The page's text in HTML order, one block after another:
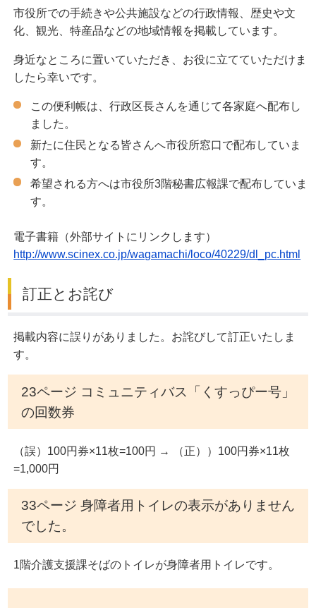
市役所での手続きや公共施設などの行政情報、歴史や文
化、観光、特産品などの地域情報を掲載しています。
身近なところに置いていただき、お役に立てていただけま
したら幸いです。
この便利帳は、行政区長さんを通じて各家庭へ配布し
ました。
新たに住民となる皆さんへ市役所窓口で配布していま
す。
希望される方へは市役所3階秘書広報課で配布していま
す。
電子書籍（外部サイトにリンクします）
http://www.scinex.co.jp/wagamachi/loco/40229/dl_pc.html
訂正とお詫び
掲載内容に誤りがありました。お詫びして訂正いたしま
す。
23ページ コミュニティバス「くすっぴー号」
の回数券
（誤）100円券×11枚=100円 → （正））100円券×11枚
=1,000円
33ページ 身障者用トイレの表示がありません
でした。
1階介護支援課そばのトイレが身障者用トイレです。